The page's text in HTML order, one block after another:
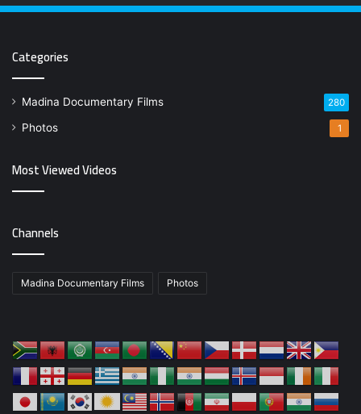
Categories
Madina Documentary Films 280
Photos 1
Most Viewed Videos
Channels
Madina Documentary Films Photos